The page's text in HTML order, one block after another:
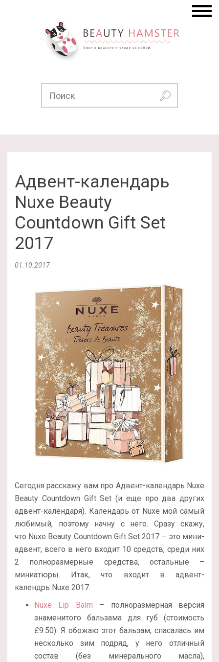
Адвент-календарь
Nuxe Beauty
Countdown Gift Set
2017
01.10.2017
Сегодня расскажу вам про Адвент-календарь Nuxe
Beauty Countdown Gift Set (и еще про два других
адвент-календаря). Календарь от Nuxe мой самый
любимый, поэтому начну с него. Сразу скажу,
что Nuxe Beauty Countdown Gift Set 2017 – это мини-
адвент, всего в него входит 10 средств, среди них
2 полноразмерные средства, остальные –
миниатюры. Итак, что входит в адвент-
календрь Nuxe 2017:
Nuxe Lip Balm – полноразмерная версия
знаменитого бальзама для губ (стоимость
£9.50). Я обожаю этот бальзам, спасалась им
несколько зим подряд, у него отличный
состав (без минерального масла),